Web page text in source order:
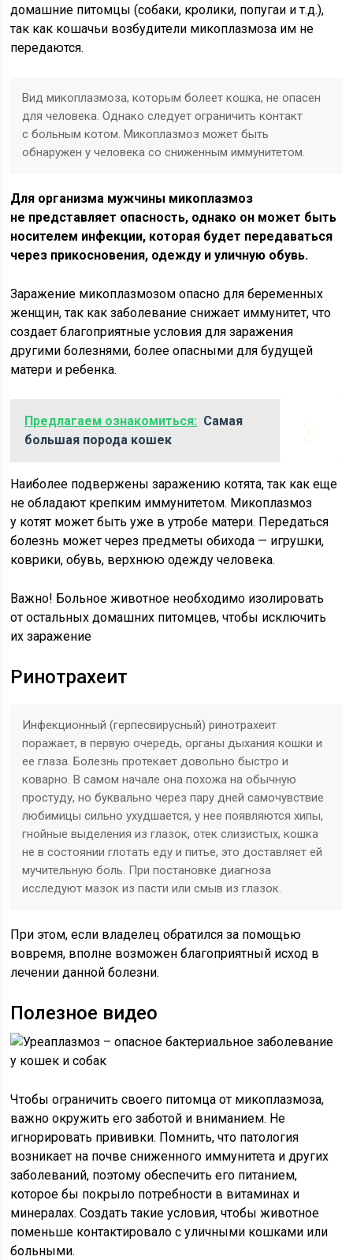
домашние питомцы (собаки, кролики, попугаи и т.д.),
так как кошачьи возбудители микоплазмоза им не
передаются.
Вид микоплазмоза, которым болеет кошка, не опасен
для человека. Однако следует ограничить контакт
с больным котом. Микоплазмоз может быть
обнаружен у человека со сниженным иммунитетом.
Для организма мужчины микоплазмоз
не представляет опасность, однако он может быть
носителем инфекции, которая будет передаваться
через прикосновения, одежду и уличную обувь.
Заражение микоплазмозом опасно для беременных
женщин, так как заболевание снижает иммунитет, что
создает благоприятные условия для заражения
другими болезнями, более опасными для будущей
матери и ребенка.
Предлагаем ознакомиться: Самая
большая порода кошек
Наиболее подвержены заражению котята, так как еще
не обладают крепким иммунитетом. Микоплазмоз
у котят может быть уже в утробе матери. Передаться
болезнь может через предметы обихода — игрушки,
коврики, обувь, верхнюю одежду человека.
Важно! Больное животное необходимо изолировать
от остальных домашних питомцев, чтобы исключить
их заражение
Ринотрахеит
Инфекционный (герпесвирусный) ринотрахеит
поражает, в первую очередь, органы дыхания кошки и
ее глаза. Болезнь протекает довольно быстро и
коварно. В самом начале она похожа на обычную
простуду, но буквально через пару дней самочувствие
любимицы сильно ухудшается, у нее появляются хипы,
гнойные выделения из глазок, отек слизистых, кошка
не в состоянии глотать еду и питье, это доставляет ей
мучительную боль. При постановке диагноза
исследуют мазок из пасти или смыв из глазок.
При этом, если владелец обратился за помощью
вовремя, вполне возможен благоприятный исход в
лечении данной болезни.
Полезное видео
Чтобы ограничить своего питомца от микоплазмоза,
важно окружить его заботой и вниманием. Не
игнорировать прививки. Помнить, что патология
возникает на почве сниженного иммунитета и других
заболеваний, поэтому обеспечить его питанием,
которое бы покрыло потребности в витаминах и
минералах. Создать такие условия, чтобы животное
поменьше контактировало с уличными кошками или
больными.